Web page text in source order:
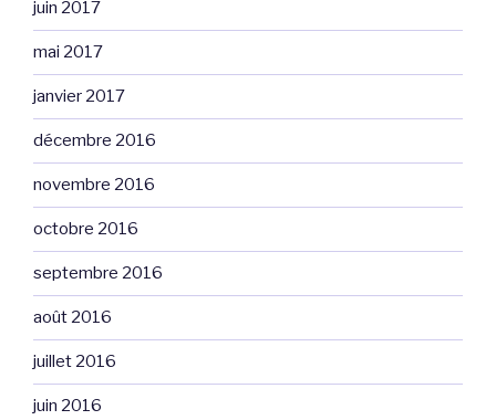
juin 2017
mai 2017
janvier 2017
décembre 2016
novembre 2016
octobre 2016
septembre 2016
août 2016
juillet 2016
juin 2016